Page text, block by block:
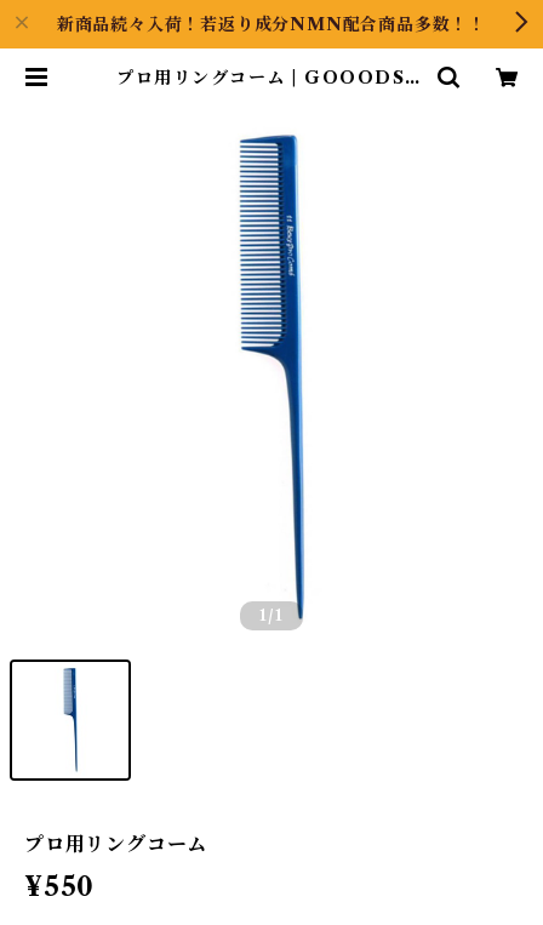
新商品続々入荷！若返り成分NMN配合商品多数！！
プロ用リングコーム | GOOODS A
1 /1
プロ用リングコーム
¥550